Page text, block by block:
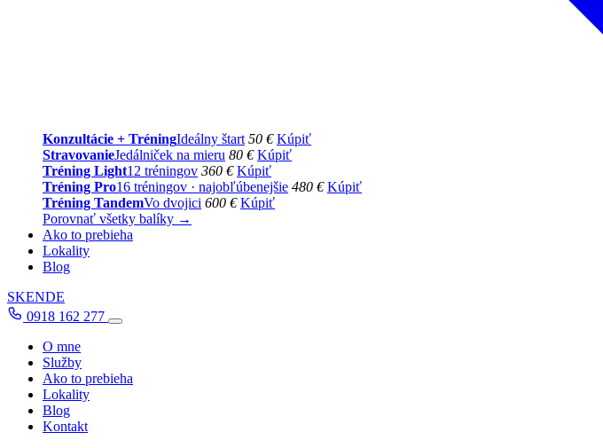
Konzultácie + TréningIdeálny štart 50 € Kúpiť
StravovanieJedálniček na mieru 80 € Kúpiť
Tréning Light12 tréningov 360 € Kúpiť
Tréning Pro16 tréningov · najobľúbenejšie 480 € Kúpiť
Tréning TandemVo dvojici 600 € Kúpiť
Porovnať všetky balíky →
Ako to prebieha
Lokality
Blog
SKENDE
0918 162 277
O mne
Služby
Ako to prebieha
Lokality
Blog
Kontakt